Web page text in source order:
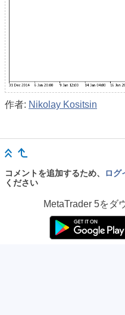
作者: Nikolay Kositsin
コメントを追加するため、 ログ
ください
MetaTrader 5をダ